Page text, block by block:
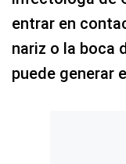
entrar en
nariz o la boca
puede generar